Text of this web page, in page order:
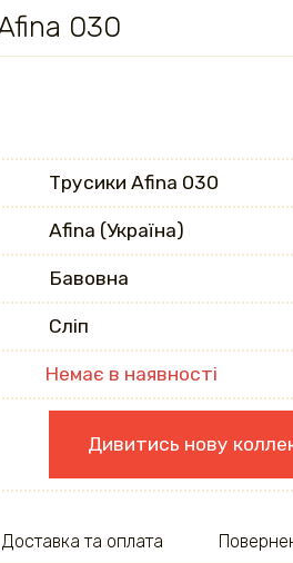
030
Трусики Afina 030
Afina (Україна)
Бавовна
Сліп
Немає в наявності
Дивитись нову
Доставка та оплата